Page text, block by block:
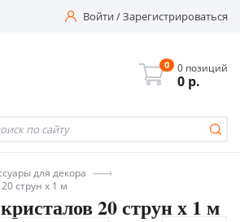
Войти/Зарегистрироваться
0 0 позиций
0 р.
для декора
струн х 1 м
20 струн х 1 м